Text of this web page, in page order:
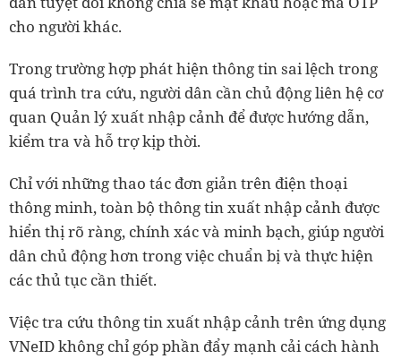
cho người khác.
Trong trường hợp phát hiện thông tin sai lệch trong
quá trình tra cứu, người dân cần chủ động liên hệ cơ
quan Quản lý xuất nhập cảnh để được hướng dẫn,
kiểm tra và hỗ trợ kịp thời.
Chỉ với những thao tác đơn giản trên điện thoại
thông minh, toàn bộ thông tin xuất nhập cảnh được
hiển thị rõ ràng, chính xác và minh bạch, giúp người
dân chủ động hơn trong việc chuẩn bị và thực hiện
các thủ tục cần thiết.
Việc tra cứu thông tin xuất nhập cảnh trên ứng dụng
VNeID không chỉ góp phần đẩy mạnh cải cách hành